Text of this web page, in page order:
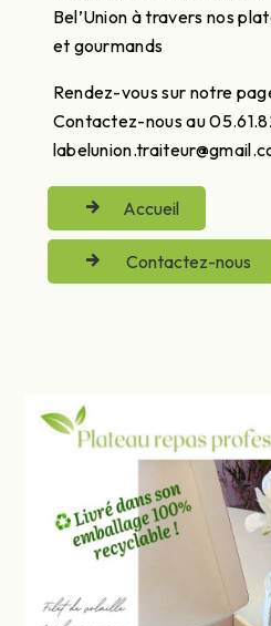
Bel’Union à travers nos
et gourmands
Rendez-vous sur notre
Contactez-nous au
Accueil
Contactez-nous